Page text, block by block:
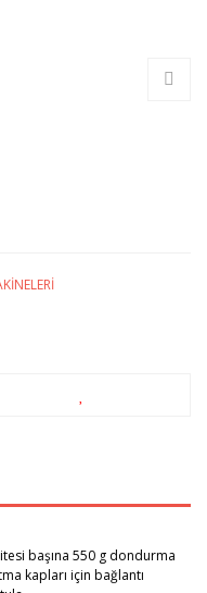
başına 550 g dondurma
kapları için bağlantı